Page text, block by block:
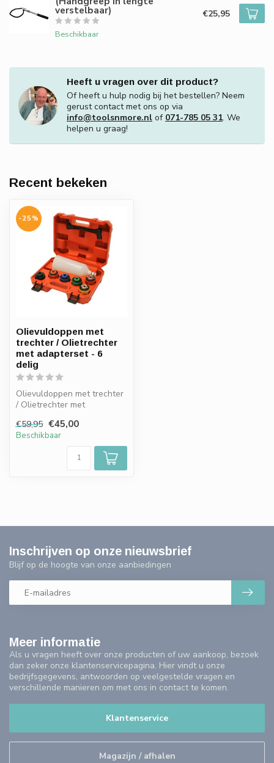
verstelbaar)
Beschikbaar
€25,95
Heeft u vragen over dit product?
Of heeft u hulp nodig bij het bestellen? Neem
gerust contact met ons op via
info@toolsnmore.nl of 071-785 05 31. We
helpen u graag!
Recent bekeken
-25%
Olievuldoppen met
trechter / Olietrechter
met adapterset - 6
delig
Olievuldoppen met trechter
/ Olietrechter met
€59,95 €45,00
Beschikbaar
Meer informatie
Als u vragen heeft over onze producten of uw aankoop, bezoek
dan zeker onze klantenservicepagina. Hier vindt u onze
bedrijfsgegevens, antwoorden op veelgestelde vragen en
verschillende manieren om met ons in contact te komen.
Klantenservice
Magazijn / afhalen
Inschrijven op onze nieuwsbrief
Blijf op de hoogte van onze aanbiedingen